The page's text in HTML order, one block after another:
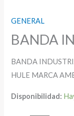
GENERAL
BANDA
BANDA
HULE MARCA
Disponibilidad: